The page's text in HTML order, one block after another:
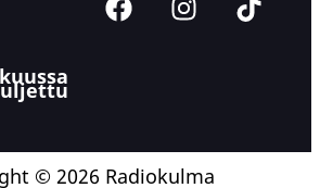
© 2026 Radiokulma